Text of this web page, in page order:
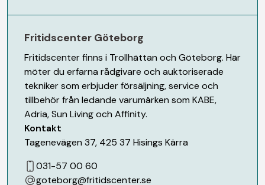
Fritidscenter Göteborg
Fritidscenter finns i Trollhättan och Göteborg. Här
möter du erfarna rådgivare och auktoriserade
tekniker som erbjuder försäljning, service och
tillbehör från ledande varumärken som KABE,
Adria, Sun Living och Affinity.
Kontakt
Tagenevägen 37, 425 37 Hisings Kärra
031-57 00 60
goteborg@fritidscenter.se